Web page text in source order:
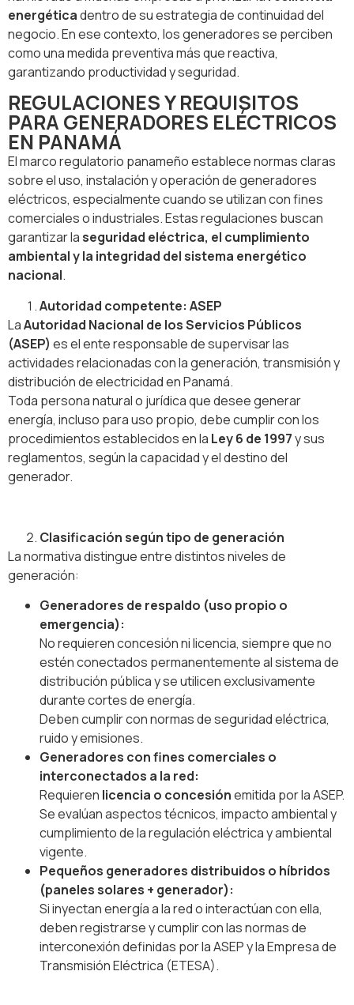
energéticadentro de su estrategia de continuidad del
negocio. En ese contexto, los generadores se perciben
como una medida preventiva más que reactiva,
garantizando productividad y seguridad.
REGULACIONES Y REQUISITOS
PARA GENERADORES ELÉCTRICOS
EN PANAMÁ
El marco regulatorio panameño establece normas claras
sobre el uso, instalación y operación de generadores
eléctricos, especialmente cuando se utilizan con fines
comerciales o industriales. Estas regulaciones buscan
garantizar laseguridad eléctrica, el cumplimiento
ambiental y la integridad del sistema energético
nacional.
Autoridad competente: ASEP
LaAutoridad Nacional de los Servicios Públicos
(ASEP) es el ente responsable de supervisar las
actividades relacionadas con la generación, transmisión y
distribución de electricidad en Panamá.
Toda persona natural o jurídica que desee generar
energía, incluso para uso propio, debe cumplir con los
procedimientos establecidos en la Ley 6 de 1997y sus
reglamentos, según la capacidad y el destino del
generador.
Clasificación según tipo de generación
La normativa distingue entre distintos niveles de
generación:
Generadores de respaldo (uso propio o
emergencia):
No requieren concesión ni licencia, siempre que no
estén conectados permanentemente al sistema de
distribución pública y se utilicen exclusivamente
durante cortes de energía.
Deben cumplir con normas de seguridad eléctrica,
ruido y emisiones.
Generadores con fines comerciales o
interconectados a la red:
Requieren licencia o concesiónemitida por la ASEP.
Se evalúan aspectos técnicos, impacto ambiental y
cumplimiento de la regulación eléctrica y ambiental
vigente.
Pequeños generadores distribuidos o híbridos
(paneles solares + generador):
Si inyectan energía a la red o interactúan con ella,
deben registrarse y cumplir con las normas de
interconexión definidas por la ASEP y la Empresa de
Transmisión Eléctrica (ETESA).